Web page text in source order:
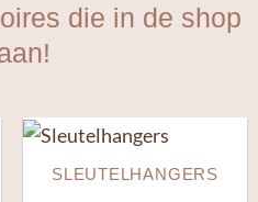
die in de shop
SLEUTELHANGERS